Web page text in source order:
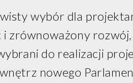
wybór dla
i zrównoważony
do realizacji
nowego